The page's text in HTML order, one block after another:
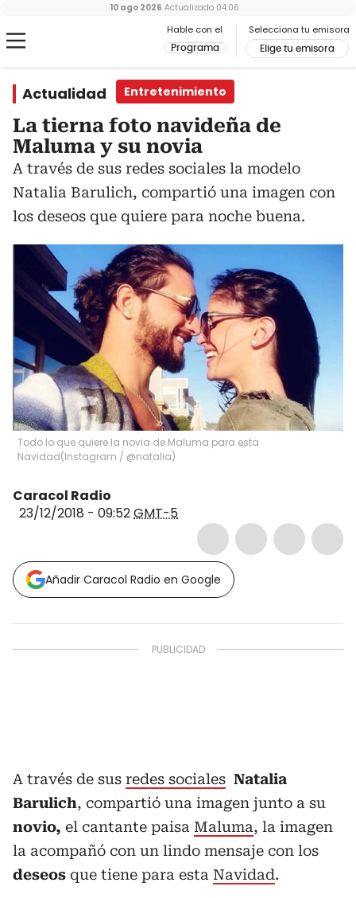
Hable con el
Programa
Selecciona tu emisora
Elige tu emisora
10 ago 2026 Actualizado 04:06
Actualidad Entretenimiento
La tierna foto navideña de
Maluma y su novia
A través de sus redes sociales la modelo
Natalia Barulich, compartió una imagen con
los deseos que quiere para noche buena.
Todo lo que quiere la novia de Maluma para esta
Navidad(Instagram / @natalia)
Caracol Radio
23/12/2018 - 09:52GMT-5
Añadir Caracol Radio en Google
A través de sus redes sociales Natalia
Barulich, compartió una imagen junto a su
novio, el cantante paisa Maluma, la imagen
la acompañó con un lindo mensaje con los
deseos que tiene para esta Navidad.